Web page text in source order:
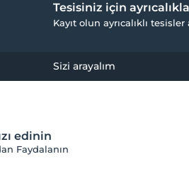
Tesisiniz için
Kayıt olun ayrıcalıklı
Sizi arayalım
edinin
Faydalanın